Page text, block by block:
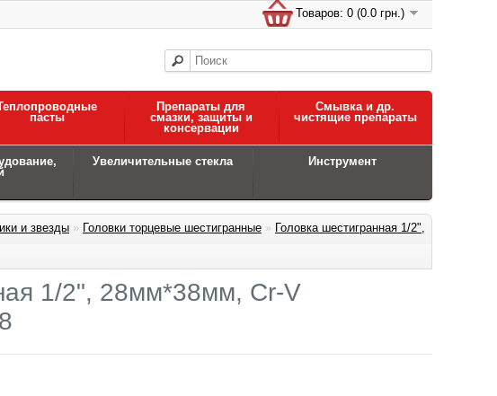
Товаров: 0 (0.0 грн.)
пасты
Препараты для
смазки, защиты и
консервации
Смывка и др.
чистящие препараты
Увеличительные стекла Инструмент
и звезды » Головки торцевые шестигранные » Головка шестигранная 1/2",
1/2", 28мм*38мм, Cr-V